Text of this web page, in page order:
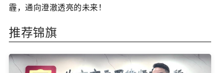
霾，通向澄澈透亮的未来！
推荐锦旗